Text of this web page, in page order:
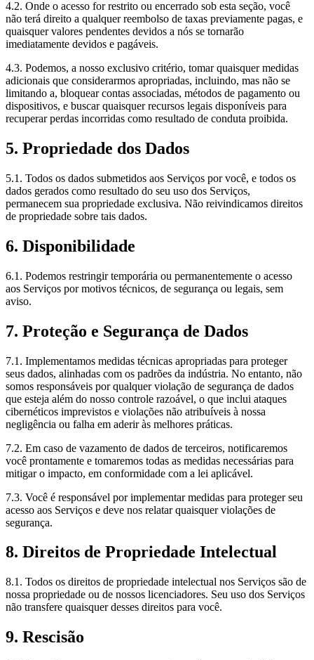
4.2. Onde o acesso for restrito ou encerrado sob esta seção, você
não terá direito a qualquer reembolso de taxas previamente pagas, e
quaisquer valores pendentes devidos a nós se tornarão
imediatamente devidos e pagáveis.
4.3. Podemos, a nosso exclusivo critério, tomar quaisquer medidas
adicionais que considerarmos apropriadas, incluindo, mas não se
limitando a, bloquear contas associadas, métodos de pagamento ou
dispositivos, e buscar quaisquer recursos legais disponíveis para
recuperar perdas incorridas como resultado de conduta proibida.
5. Propriedade dos Dados
5.1. Todos os dados submetidos aos Serviços por você, e todos os
dados gerados como resultado do seu uso dos Serviços,
permanecem sua propriedade exclusiva. Não reivindicamos direitos
de propriedade sobre tais dados.
6. Disponibilidade
6.1. Podemos restringir temporária ou permanentemente o acesso
aos Serviços por motivos técnicos, de segurança ou legais, sem
aviso.
7. Proteção e Segurança de Dados
7.1. Implementamos medidas técnicas apropriadas para proteger
seus dados, alinhadas com os padrões da indústria. No entanto, não
somos responsáveis por qualquer violação de segurança de dados
que esteja além do nosso controle razoável, o que inclui ataques
cibernéticos imprevistos e violações não atribuíveis à nossa
negligência ou falha em aderir às melhores práticas.
7.2. Em caso de vazamento de dados de terceiros, notificaremos
você prontamente e tomaremos todas as medidas necessárias para
mitigar o impacto, em conformidade com a lei aplicável.
7.3. Você é responsável por implementar medidas para proteger seu
acesso aos Serviços e deve nos relatar quaisquer violações de
segurança.
8. Direitos de Propriedade Intelectual
8.1. Todos os direitos de propriedade intelectual nos Serviços são de
nossa propriedade ou de nossos licenciadores. Seu uso dos Serviços
não transfere quaisquer desses direitos para você.
9. Rescisão